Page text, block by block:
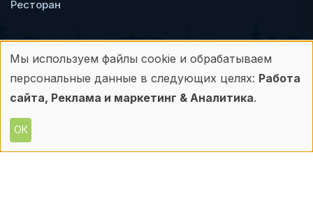
Ресторан
Пользовательское
соглашение
Политика
конфиденциальности
Любое использование материалов с данного
Использование
персональных
данных
и
Мы используем файлы cookie и обрабатываем
персональные данные в следующих целях: Работа
сайта, Реклама и маркетинг & Аналитика.
ОК